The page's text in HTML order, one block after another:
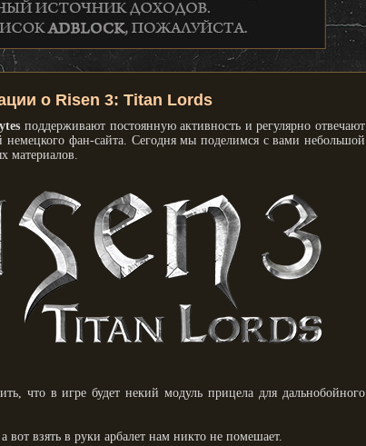
о Risen 3: Titan Lords
поддерживают постоянную активность и регулярно отвечают
немецкого фан-сайта. Сегодня мы поделимся с вами небольшой
материалов.
что в игре будет некий модуль прицела для дальнобойного
вот взять в руки арбалет нам никто не помешает.